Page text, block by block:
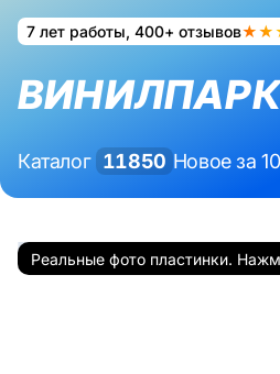
7 лет работы, 400+ отзывов
ВИНИЛПАРК
Каталог 11850 Новое за
Реальные фото пластинки.